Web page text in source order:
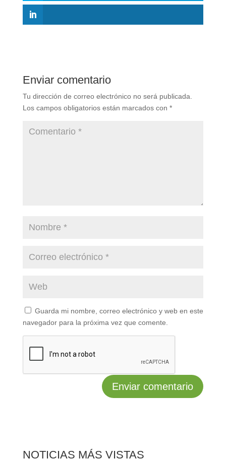
Enviar comentario
Tu dirección de correo electrónico no será publicada.
Los campos obligatorios están marcados con *
Guarda mi nombre, correo electrónico y web en este
navegador para la próxima vez que comente.
NOTICIAS MÁS VISTAS